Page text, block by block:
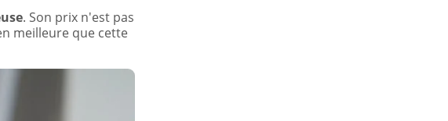
. Son prix n'est pas
meilleure que cette